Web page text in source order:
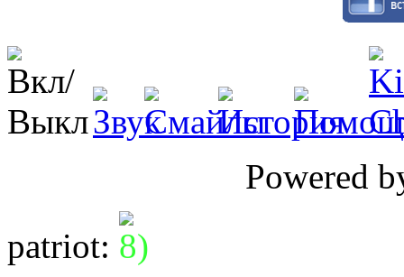
Powered
patriot: